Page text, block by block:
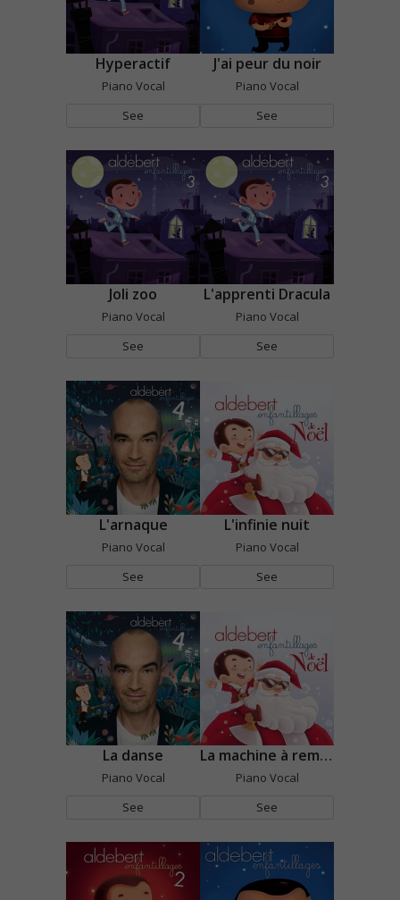
Hyperactif
Piano Vocal
See
J'ai peur du noir
Piano Vocal
See
Joli zoo
Piano Vocal
See
L'apprenti Dracula
Piano Vocal
See
L'arnaque
Piano Vocal
See
L'infinie nuit
Piano Vocal
See
La danse
Piano Vocal
See
La machine à remonter le temps
Piano Vocal
See